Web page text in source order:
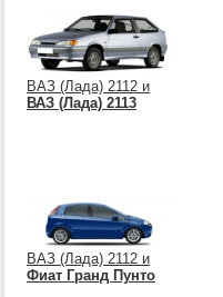
ВАЗ (Лада) 2112 и
ВАЗ (Лада) 2113
ВАЗ (Лада) 2112 и
Фиат Гранд Пунто